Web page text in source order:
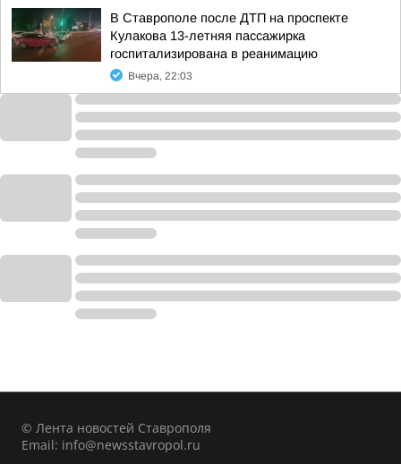
В Ставрополе после ДТП на проспекте
Кулакова 13-летняя пассажирка
госпитализирована в реанимацию
Вчера, 22:03
© Лента новостей Ставрополя
Email: info@newsstavropol.ru